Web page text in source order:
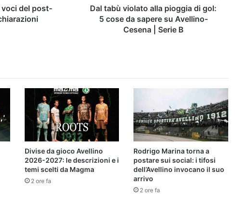
voci del post-
B
Dal tabù violato alla pioggia di gol:
5 cose da sapere su Avellino-
Cesena | Serie B
Divise da gioco Avellino
2026-2027: le descrizioni e i
temi scelti da Magma
2 ore fa
Rodrigo Marina torna a
postare sui social: i tifosi
dell’Avellino invocano il suo
arrivo
2 ore fa